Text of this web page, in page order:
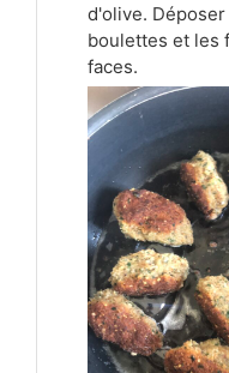
d'olive.
boulettes et les
faces.